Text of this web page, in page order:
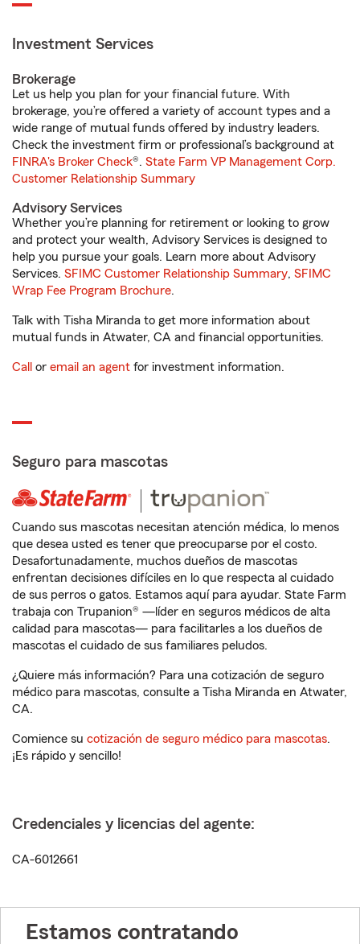
Investment Services
Brokerage
Let us help you plan for your financial future. With
brokerage, you’re offered a variety of account types and a
wide range of mutual funds offered by industry leaders.
Check the investment firm or professional’s background at
FINRA's Broker Check®. State Farm VP Management Corp.
Customer Relationship Summary
Advisory Services
Whether you’re planning for retirement or looking to grow
and protect your wealth, Advisory Services is designed to
help you pursue your goals. Learn more about Advisory
Services. SFIMC Customer Relationship Summary, SFIMC
Wrap Fee Program Brochure.
Talk with Tisha Miranda to get more information about
mutual funds in Atwater, CA and financial opportunities.
Call or email an agent for investment information.
Seguro para mascotas
Cuando sus mascotas necesitan atención médica, lo menos
que desea usted es tener que preocuparse por el costo.
Desafortunadamente, muchos dueños de mascotas
enfrentan decisiones difíciles en lo que respecta al cuidado
de sus perros o gatos. Estamos aquí para ayudar. State Farm
trabaja con Trupanion® —líder en seguros médicos de alta
calidad para mascotas— para facilitarles a los dueños de
mascotas el cuidado de sus familiares peludos.
¿Quiere más información? Para una cotización de seguro
médico para mascotas, consulte a Tisha Miranda en Atwater,
CA.
Comience su cotización de seguro médico para mascotas.
¡Es rápido y sencillo!
Credenciales y licencias del agente:
CA-6012661
Estamos contratando